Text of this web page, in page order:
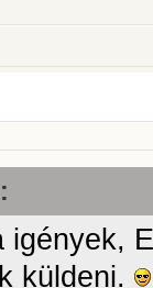
igények,
küldeni.